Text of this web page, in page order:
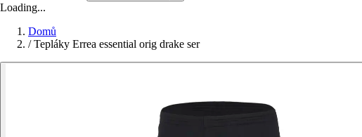
Loading...
Domů
/ Tepláky Errea essential orig drake ser